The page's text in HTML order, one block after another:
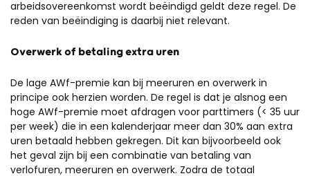
arbeidsovereenkomst wordt beëindigd geldt deze regel. De
reden van beëindiging is daarbij niet relevant.
Overwerk of betaling extra uren
De lage AWf-premie kan bij meeruren en overwerk in
principe ook herzien worden. De regel is dat je alsnog een
hoge AWf-premie moet afdragen voor parttimers (< 35 uur
per week) die in een kalenderjaar meer dan 30% aan extra
uren betaald hebben gekregen. Dit kan bijvoorbeeld ook
het geval zijn bij een combinatie van betaling van
verlofuren, meeruren en overwerk. Zodra de totaal